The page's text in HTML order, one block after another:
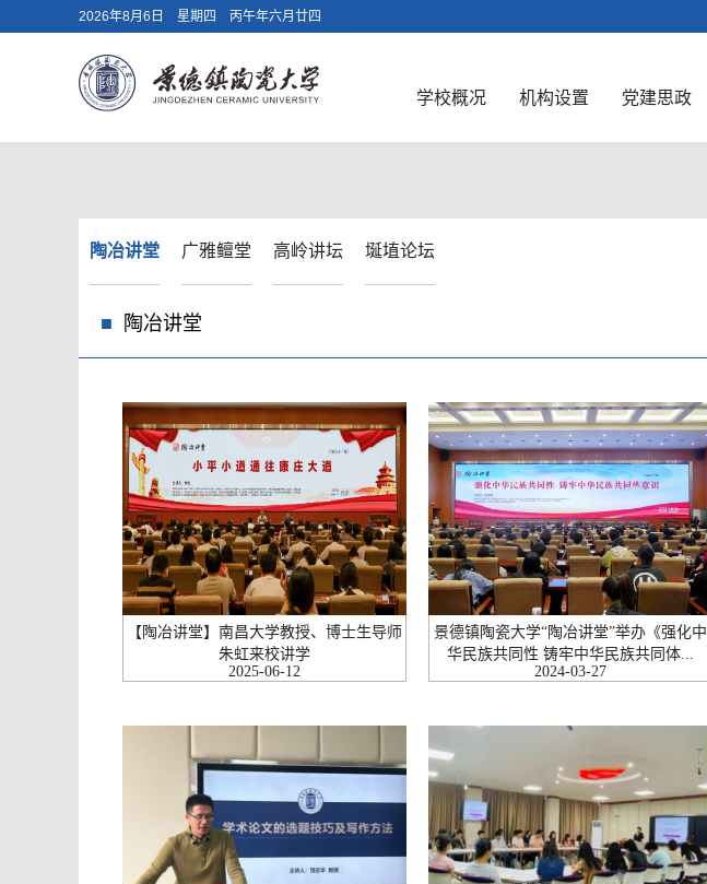
2026年8月6日 星期四 丙午年六月廿四
学校概况 机构设置 党建思政
陶冶讲堂 广雅鳣堂 高岭讲坛 埏埴论坛
陶冶讲堂
【陶冶讲堂】南昌大学教授、博士生导师
朱虹来校讲学
2025-06-12
景德镇陶瓷大学“陶冶讲堂”举办《强化中
华民族共同性 铸牢中华民族共同体...
2024-03-27